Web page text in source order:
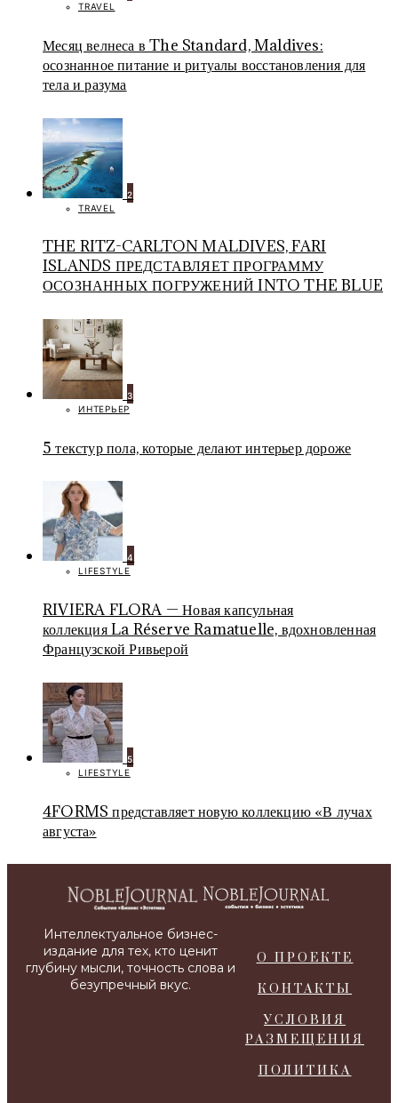
TRAVEL
Месяц велнеса в The Standard, Maldives:
осознанное питание и ритуалы восстановления для
тела и разума
2
TRAVEL
THE RITZ-CARLTON MALDIVES, FARI
ISLANDS ПРЕДСТАВЛЯЕТ ПРОГРАММУ
ОСОЗНАННЫХ ПОГРУЖЕНИЙ INTO THE BLUE
3
ИНТЕРЬЕР
5 текстур пола, которые делают интерьер дороже
4
LIFESTYLE
RIVIERA FLORA — Новая капсульная
коллекция La Réserve Ramatuelle, вдохновленная
Французской Ривьерой
5
LIFESTYLE
4FORMS представляет новую коллекцию «В лучах
августа»
О ПРОЕКТЕ
КОНТАКТЫ
УСЛОВИЯ
РАЗМЕЩЕНИЯ
ПОЛИТИКА